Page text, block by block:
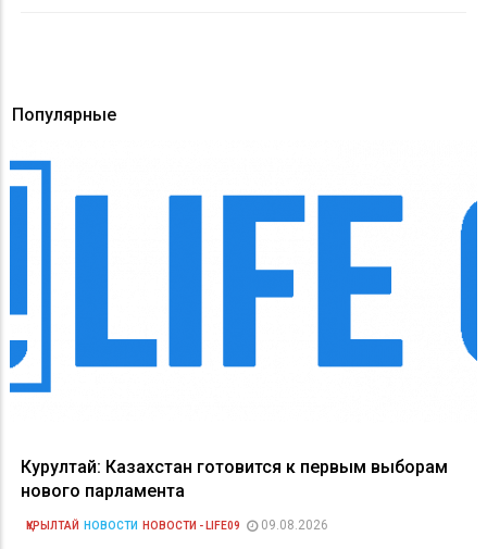
Популярные
Курултай: Казахстан готовится к первым выборам
нового парламента
ҚҰРЫЛТАЙ НОВОСТИ НОВОСТИ - LIFE09 09.08.2026